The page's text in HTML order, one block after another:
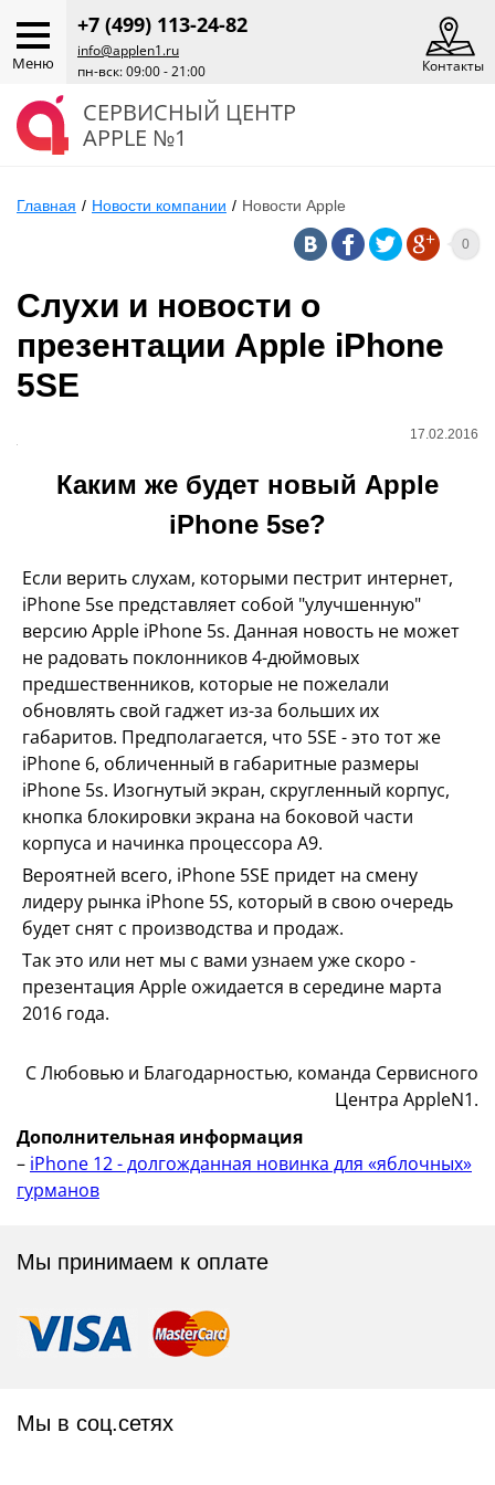
Меню
+7 (499) 113-24-82
info@applen1.ru
пн-вск: 09:00 - 21:00
Контакты
СЕРВИСНЫЙ ЦЕНТР
APPLE №1
Главная / Новости компании / Новости Apple
0
Слухи и новости о
презентации Apple iPhone
5SE
17.02.2016
Каким же будет новый Apple
iPhone 5se?
Если верить слухам, которыми пестрит интернет,
iPhone 5se представляет собой "улучшенную"
версию Apple iPhone 5s. Данная новость не может
не радовать поклонников 4-дюймовых
предшественников, которые не пожелали
обновлять свой гаджет из-за больших их
габаритов. Предполагается, что 5SE - это тот же
iPhone 6, обличенный в габаритные размеры
iPhone 5s. Изогнутый экран, скругленный корпус,
кнопка блокировки экрана на боковой части
корпуса и начинка процессора А9.
Вероятней всего, iPhone 5SE придет на смену
лидеру рынка iPhone 5S, который в свою очередь
будет снят с производства и продаж.
Так это или нет мы с вами узнаем уже скоро -
презентация Apple ожидается в середине марта
2016 года.
С Любовью и Благодарностью, команда Сервисного
Центра AppleN1.
Дополнительная информация
– iPhone 12 - долгожданная новинка для «яблочных»
гурманов
Мы принимаем к оплате
Мы в соц.сетях